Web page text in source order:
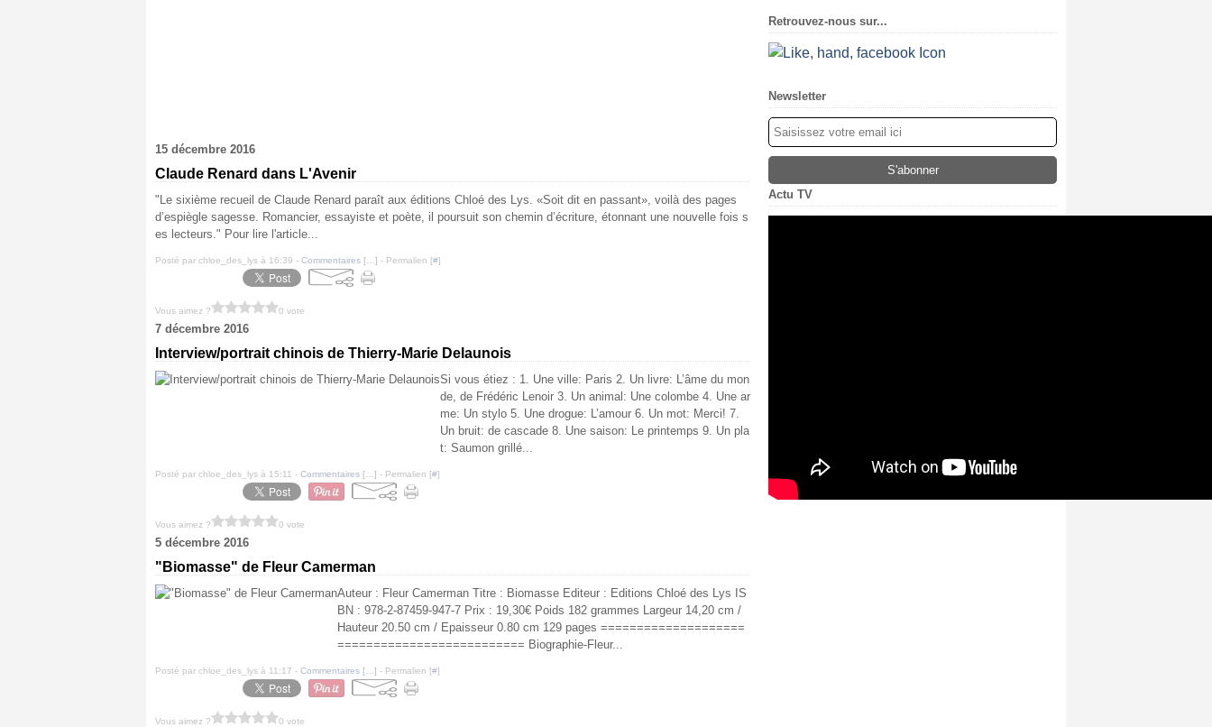
15 décembre 2016
Claude Renard dans L'Avenir
"Le sixième recueil de Claude Renard paraît aux éditions Chloé des Lys. «Soit dit en passant», voilà des pages
d’espiègle sagesse. Romancier, essayiste et poète, il poursuit son chemin d’écriture, étonnant une nouvelle fois s
es lecteurs." Pour lire l'article...
Posté par chloe_des_lys à 16:39 - Commentaires [ ] - Permalien [#]
Vous aimez ? 0 vote
7 décembre 2016
Interview/portrait chinois de Thierry-Marie Delaunois
Si vous étiez : 1. Une ville: Paris 2. Un livre: L’âme du mon
de, de Frédéric Lenoir 3. Un animal: Une colombe 4. Une ar
me: Un stylo 5. Une drogue: L’amour 6. Un mot: Merci! 7.
Un bruit: de cascade 8. Une saison: Le printemps 9. Un pla
t: Saumon grillé...
Posté par chloe_des_lys à 15:11 - Commentaires [ ] - Permalien [#]
Vous aimez ? 0 vote
5 décembre 2016
"Biomasse" de Fleur Camerman
Auteur : Fleur Camerman Titre : Biomasse Editeur : Editions Chloé des Lys IS
BN : 978-2-87459-947-7 Prix : 19,30€ Poids 182 grammes Largeur 14,20 cm /
Hauteur 20.50 cm / Epaisseur 0.80 cm 129 pages ====================
========================== Biographie-Fleur...
Posté par chloe_des_lys à 11:17 - Commentaires [ ] - Permalien [#]
Vous aimez ? 0 vote
Retrouvez-nous sur...
Newsletter
Actu TV